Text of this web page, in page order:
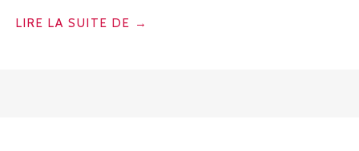
LIRE LA SUITE DE « POURQUOI
→